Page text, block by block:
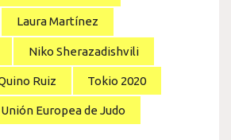
Laura Martínez
Niko Sherazadishvili
Ruiz Tokio 2020
Unión Europea de Judo